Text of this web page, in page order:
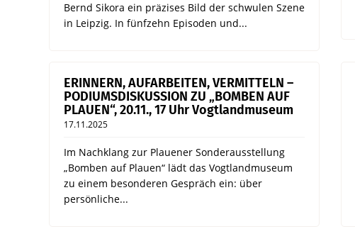
Bernd Sikora ein präzises Bild der schwulen Szene
in Leipzig. In fünfzehn Episoden und...
ERINNERN, AUFARBEITEN, VERMITTELN –
PODIUMSDISKUSSION ZU „BOMBEN AUF
PLAUEN“, 20.11., 17 Uhr Vogtlandmuseum
17.11.2025
Im Nachklang zur Plauener Sonderausstellung
„Bomben auf Plauen“ lädt das Vogtlandmuseum
zu einem besonderen Gespräch ein: über
persönliche...